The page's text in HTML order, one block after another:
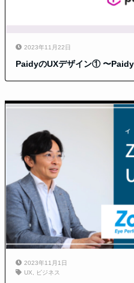
2023年11月22日
PaidyのUXデザイン① 〜
2023年11月1日
UX
ビジネス